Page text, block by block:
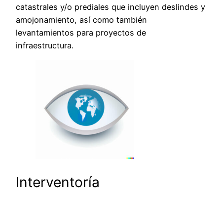
catastrales y/o prediales que incluyen deslindes y
amojonamiento, así como también
levantamientos para proyectos de
infraestructura.
Interventoría